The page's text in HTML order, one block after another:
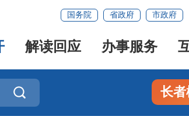
国务院 省政府 市政府
解读回应 办事服务
 长